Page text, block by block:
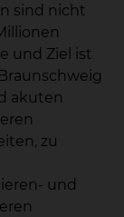
sind nicht
und Ziel ist
akuten
zu
und